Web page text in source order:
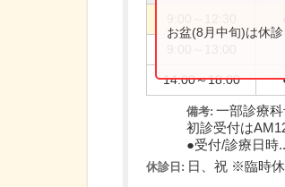
14:00～18:00
お盆(8月中旬)は休
備考: 一部診療科
初診受付は
●受付/診療日時
休診日: 日、祝 ※臨時